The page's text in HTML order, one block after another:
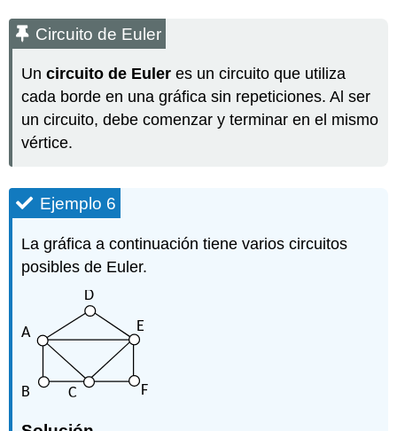
Circuito de Euler
Uncircuito de Euler es un circuito que utiliza
cada borde en una gráfica sin repeticiones. Al ser
un circuito, debe comenzar y terminar en el mismo
vértice.
Ejemplo 6
La gráfica a continuación tiene varios circuitos
posibles de Euler.